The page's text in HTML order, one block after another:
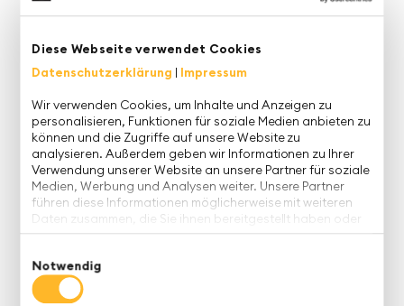
Diese Webseite verwendet Cookies
Datenschutzerklärung | Impressum
Wir verwenden Cookies, um Inhalte und Anzeigen zu
personalisieren, Funktionen für soziale Medien anbieten zu
können und die Zugriffe auf unsere Website zu
analysieren. Außerdem geben wir Informationen zu Ihrer
Verwendung unserer Website an unsere Partner für soziale
Medien, Werbung und Analysen weiter. Unsere Partner
führen diese Informationen möglicherweise mit weiteren
Daten zusammen, die Sie ihnen bereitgestellt haben oder
die sie im Rahmen Ihrer Nutzung der Dienste gesammelt
Notwendig
In diversen Projekten konnten wir Kunden der
passgenauen Lösungen bei der Bewältigung der
komplexen Planungsanforderungenerfolgreich
unterstützen.
Herausforderungen dynamischer Sortimente
Dabei sind die Herausforderungen aufgrund der sehr
dynamischen Sortimente bei gleichzeitig meist
langen Beschaffungswegen und -zeiten sehr groß.
Je nach Kunde und Geschäftsmodell werden die
Kollektionen mindestens halbjährlich, oft sogar